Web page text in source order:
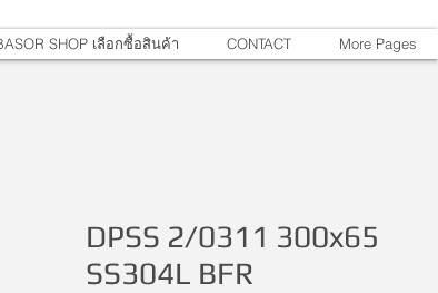
SHOP เลือกซื้อสินค้า CONTACT More Pages
DPSS 2/0311 300x65
SS304L BFR